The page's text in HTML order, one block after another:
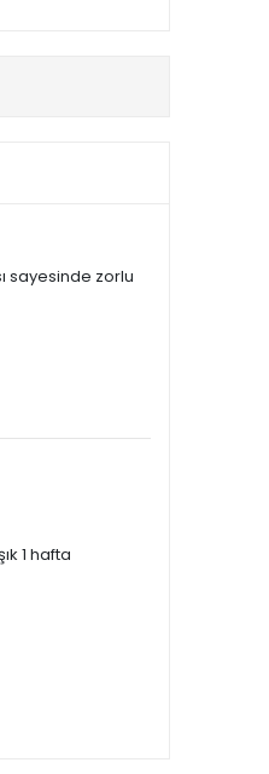
sayesinde zorlu
1 hafta